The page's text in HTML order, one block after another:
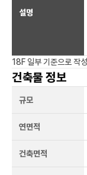
설명
18F 일부 기준으로 작
건축물 정보
규모
연면적
건축면적